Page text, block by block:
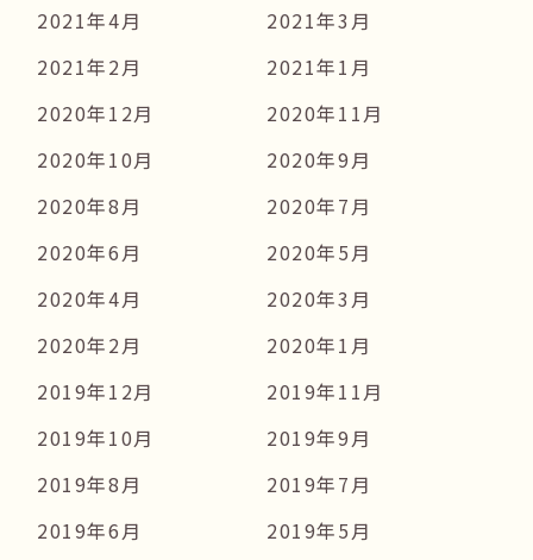
2021年4月
2021年3月
2021年2月
2021年1月
2020年12月
2020年11月
2020年10月
2020年9月
2020年8月
2020年7月
2020年6月
2020年5月
2020年4月
2020年3月
2020年2月
2020年1月
2019年12月
2019年11月
2019年10月
2019年9月
2019年8月
2019年7月
2019年6月
2019年5月